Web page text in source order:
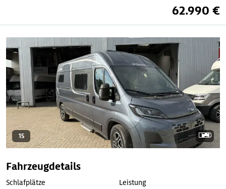
62.990 €
15
Fahrzeugdetails
Schlafplätze Leistung